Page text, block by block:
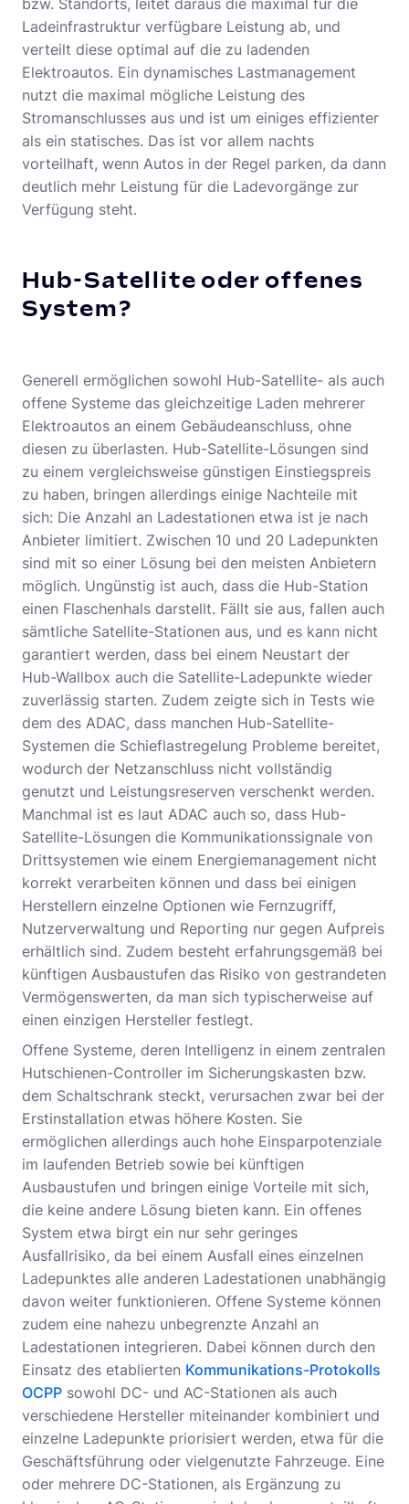
bzw. Standorts, leitet daraus die maximal für die
Ladeinfrastruktur verfügbare Leistung ab, und
verteilt diese optimal auf die zu ladenden
Elektroautos. Ein dynamisches Lastmanagement
nutzt die maximal mögliche Leistung des
Stromanschlusses aus und ist um einiges effizienter
als ein statisches. Das ist vor allem nachts
vorteilhaft, wenn Autos in der Regel parken, da dann
deutlich mehr Leistung für die Ladevorgänge zur
Verfügung steht.
Hub-Satellite oder offenes
System?
Generell ermöglichen sowohl Hub-Satellite- als auch
offene Systeme das gleichzeitige Laden mehrerer
Elektroautos an einem Gebäudeanschluss, ohne
diesen zu überlasten. Hub-Satellite-Lösungen sind
zu einem vergleichsweise günstigen Einstiegspreis
zu haben, bringen allerdings einige Nachteile mit
sich: Die Anzahl an Ladestationen etwa ist je nach
Anbieter limitiert. Zwischen 10 und 20 Ladepunkten
sind mit so einer Lösung bei den meisten Anbietern
möglich. Ungünstig ist auch, dass die Hub-Station
einen Flaschenhals darstellt. Fällt sie aus, fallen auch
sämtliche Satellite-Stationen aus, und es kann nicht
garantiert werden, dass bei einem Neustart der
Hub-Wallbox auch die Satellite-Ladepunkte wieder
zuverlässig starten. Zudem zeigte sich in Tests wie
dem des ADAC, dass manchen Hub-Satellite-
Systemen die Schieflastregelung Probleme bereitet,
wodurch der Netzanschluss nicht vollständig
genutzt und Leistungsreserven verschenkt werden.
Manchmal ist es laut ADAC auch so, dass Hub-
Satellite-Lösungen die Kommunikationssignale von
Drittsystemen wie einem Energiemanagement nicht
korrekt verarbeiten können und dass bei einigen
Herstellern einzelne Optionen wie Fernzugriff,
Nutzerverwaltung und Reporting nur gegen Aufpreis
erhältlich sind. Zudem besteht erfahrungsgemäß bei
künftigen Ausbaustufen das Risiko von gestrandeten
Vermögenswerten, da man sich typischerweise auf
einen einzigen Hersteller festlegt.
Offene Systeme, deren Intelligenz in einem zentralen
Hutschienen-Controller im Sicherungskasten bzw.
dem Schaltschrank steckt, verursachen zwar bei der
Erstinstallation etwas höhere Kosten. Sie
ermöglichen allerdings auch hohe Einsparpotenziale
im laufenden Betrieb sowie bei künftigen
Ausbaustufen und bringen einige Vorteile mit sich,
die keine andere Lösung bieten kann. Ein offenes
System etwa birgt ein nur sehr geringes
Ausfallrisiko, da bei einem Ausfall eines einzelnen
Ladepunktes alle anderen Ladestationen unabhängig
davon weiter funktionieren. Offene Systeme können
zudem eine nahezu unbegrenzte Anzahl an
Ladestationen integrieren. Dabei können durch den
Einsatz des etablierten Kommunikations-Protokolls
OCPP sowohl DC- und AC-Stationen als auch
verschiedene Hersteller miteinander kombiniert und
einzelne Ladepunkte priorisiert werden, etwa für die
Geschäftsführung oder vielgenutzte Fahrzeuge. Eine
oder mehrere DC-Stationen, als Ergänzung zu